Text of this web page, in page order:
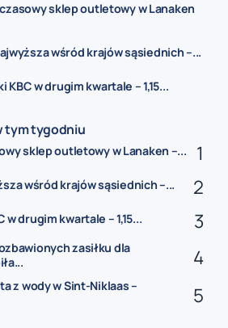
sklep outletowy w Lanaken
wśród krajów sąsiednich –...
KBC w drugim kwartale – 1,15...
tym tygodniu
sklep outletowy w Lanaken –...
wśród krajów sąsiednich –...
drugim kwartale – 1,15...
zasiłku dla
z wody w Sint-Niklaas –